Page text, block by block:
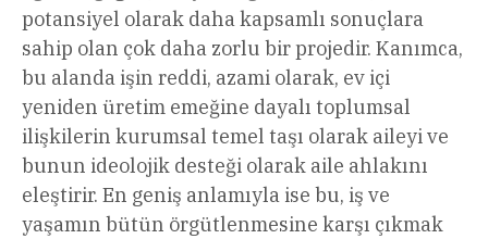
potansiyel olarak daha kapsamlı sonuçlara
sahip olan çok daha zorlu bir projedir. Kanımca,
bu alanda işin reddi, azami olarak, ev içi
yeniden üretim emeğine dayalı toplumsal
ilişkilerin kurumsal temel taşı olarak aileyi ve
bunun ideolojik desteği olarak aile ahlakını
eleştirir. En geniş anlamıyla ise bu, iş ve
yaşamın bütün örgütlenmesine karşı çıkmak